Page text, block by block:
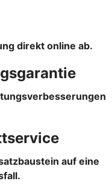
direkt online ab.
auf eine